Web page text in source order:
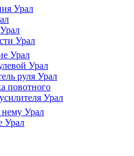
Урал
Урал
Урал
Урал
руля Урал
повотного
Урал
Урал
Урал